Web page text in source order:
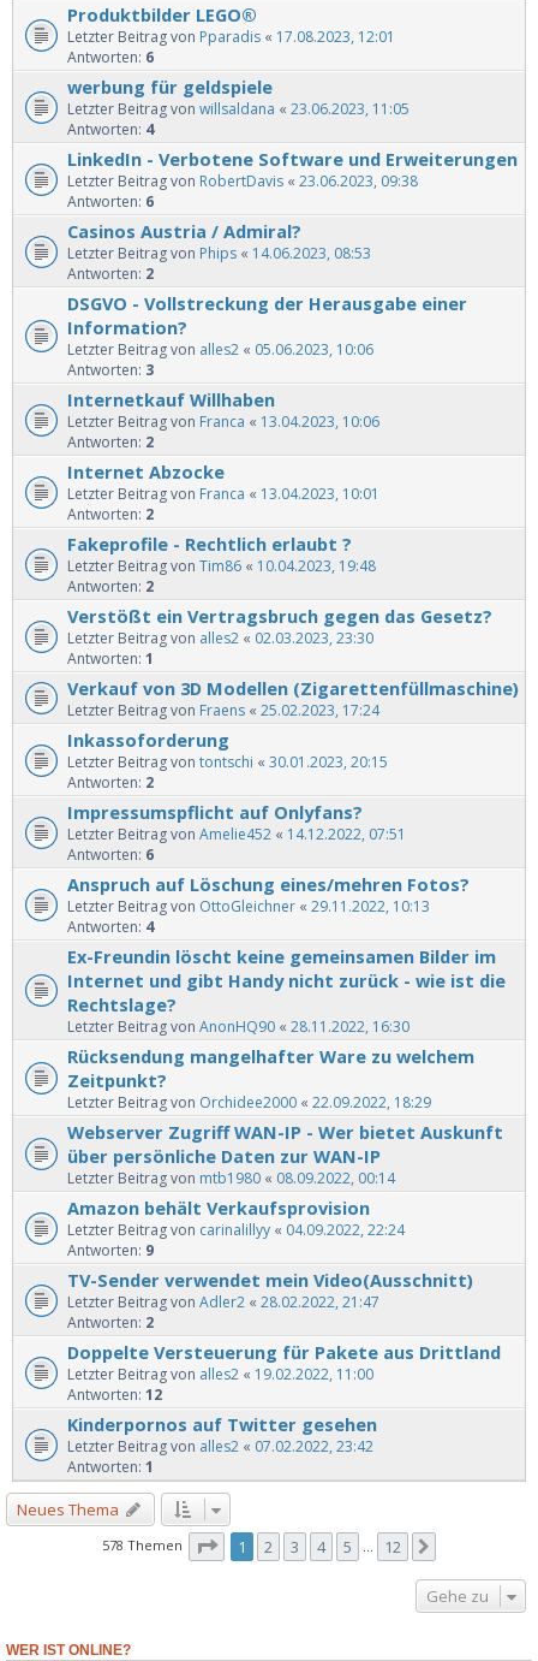
Produktbilder LEGO®
Letzter Beitrag von Pparadis « 17.08.2023, 12:01
Antworten: 6
werbung für geldspiele
Letzter Beitrag von willsaldana « 23.06.2023, 11:05
Antworten: 4
LinkedIn - Verbotene Software und Erweiterungen
Letzter Beitrag von RobertDavis « 23.06.2023, 09:38
Antworten: 6
Casinos Austria / Admiral?
Letzter Beitrag von Phips « 14.06.2023, 08:53
Antworten: 2
DSGVO - Vollstreckung der Herausgabe einer
Information?
Letzter Beitrag von alles2 « 05.06.2023, 10:06
Antworten: 3
Internetkauf Willhaben
Letzter Beitrag von Franca « 13.04.2023, 10:06
Antworten: 2
Internet Abzocke
Letzter Beitrag von Franca « 13.04.2023, 10:01
Antworten: 2
Fakeprofile - Rechtlich erlaubt ?
Letzter Beitrag von Tim86 « 10.04.2023, 19:48
Antworten: 2
Verstößt ein Vertragsbruch gegen das Gesetz?
Letzter Beitrag von alles2 « 02.03.2023, 23:30
Antworten: 1
Verkauf von 3D Modellen (Zigarettenfüllmaschine)
Letzter Beitrag von Fraens « 25.02.2023, 17:24
Inkassoforderung
Letzter Beitrag von tontschi « 30.01.2023, 20:15
Antworten: 2
Impressumspflicht auf Onlyfans?
Letzter Beitrag von Amelie452 « 14.12.2022, 07:51
Antworten: 6
Anspruch auf Löschung eines/mehren Fotos?
Letzter Beitrag von OttoGleichner « 29.11.2022, 10:13
Antworten: 4
Ex-Freundin löscht keine gemeinsamen Bilder im
Internet und gibt Handy nicht zurück - wie ist die
Rechtslage?
Letzter Beitrag von AnonHQ90 « 28.11.2022, 16:30
Rücksendung mangelhafter Ware zu welchem
Zeitpunkt?
Letzter Beitrag von Orchidee2000 « 22.09.2022, 18:29
Webserver Zugriff WAN-IP - Wer bietet Auskunft
über persönliche Daten zur WAN-IP
Letzter Beitrag von mtb1980 « 08.09.2022, 00:14
Amazon behält Verkaufsprovision
Letzter Beitrag von carinalillyy « 04.09.2022, 22:24
Antworten: 9
TV-Sender verwendet mein Video(Ausschnitt)
Letzter Beitrag von Adler2 « 28.02.2022, 21:47
Antworten: 2
Doppelte Versteuerung für Pakete aus Drittland
Letzter Beitrag von alles2 « 19.02.2022, 11:00
Antworten: 12
Kinderpornos auf Twitter gesehen
Letzter Beitrag von alles2 « 07.02.2022, 23:42
Antworten: 1
Neues Thema
578 Themen Seite 1von 12
1 2 3 4 5 … 12
Gehe zu
WER IST ONLINE?